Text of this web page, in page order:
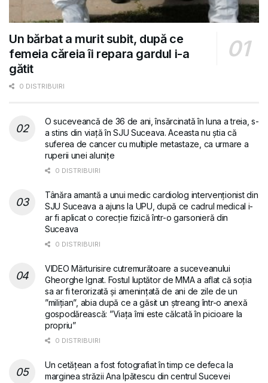
Un bărbat a murit subit, după ce
femeia căreia îi repara gardul i-a
gătit
0 DISTRIBUIRI
O suceveancă de 36 de ani, însărcinată în luna a treia, s-
a stins din viață în SJU Suceava. Aceasta nu știa că
suferea de cancer cu multiple metastaze, ca urmare a
ruperii unei alunițe
0 DISTRIBUIRI
Tânăra amantă a unui medic cardiolog intervenționist din
SJU Suceava a ajuns la UPU, după ce cadrul medical i-
ar fi aplicat o corecție fizică într-o garsonieră din
Suceava
0 DISTRIBUIRI
VIDEO Mărturisire cutremurătoare a suceveanului
Gheorghe Ignat. Fostul luptător de MMA a aflat că soția
sa ar fi terorizată și amenințată de ani de zile de un
”milițian”, abia după ce a găsit un ștreang într-o anexă
gospodărească: ”Viața îmi este călcată în picioare la
propriu”
0 DISTRIBUIRI
Un cetățean a fost fotografiat în timp ce defeca la
marginea străzii Ana Ipătescu din centrul Sucevei